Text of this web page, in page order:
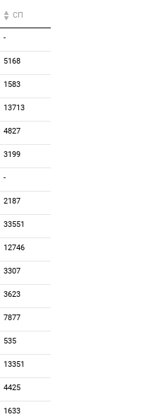
СП
-
5168
1583
13713
4827
3199
-
2187
33551
12746
3307
3623
7877
535
13351
4425
1633